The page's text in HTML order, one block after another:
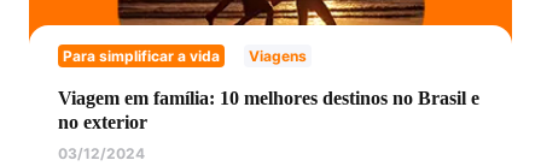
Para simplificar a vida Viagens
Viagem em família: 10 melhores destinos no Brasil e
no exterior
03/12/2024